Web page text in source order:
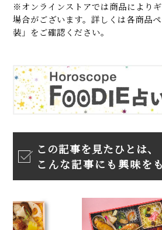
※オンラインストアでは商品により
場合がございます。詳しくは各商品
装」をご確認ください。
この記事を見たひとは、
こんな記事にも興味を